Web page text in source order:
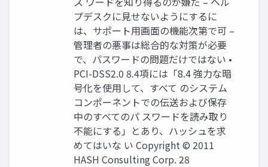
プデスクに見せないようにするに
は、サポート用画面の機能次第で可 –
管理者の悪事は総合的な対策が必要
で、パスワードの問題だけではない •
PCI-DSS2.0 8.4項には「8.4 強力な暗
号化を使用して、すべて のシステム
コンポーネントでの伝送および保存
中のすべてのパ スワードを読み取り
不能にする」とあり、ハッシュを求
めてはいな い Copyright © 2011
HASH Consulting Corp. 28